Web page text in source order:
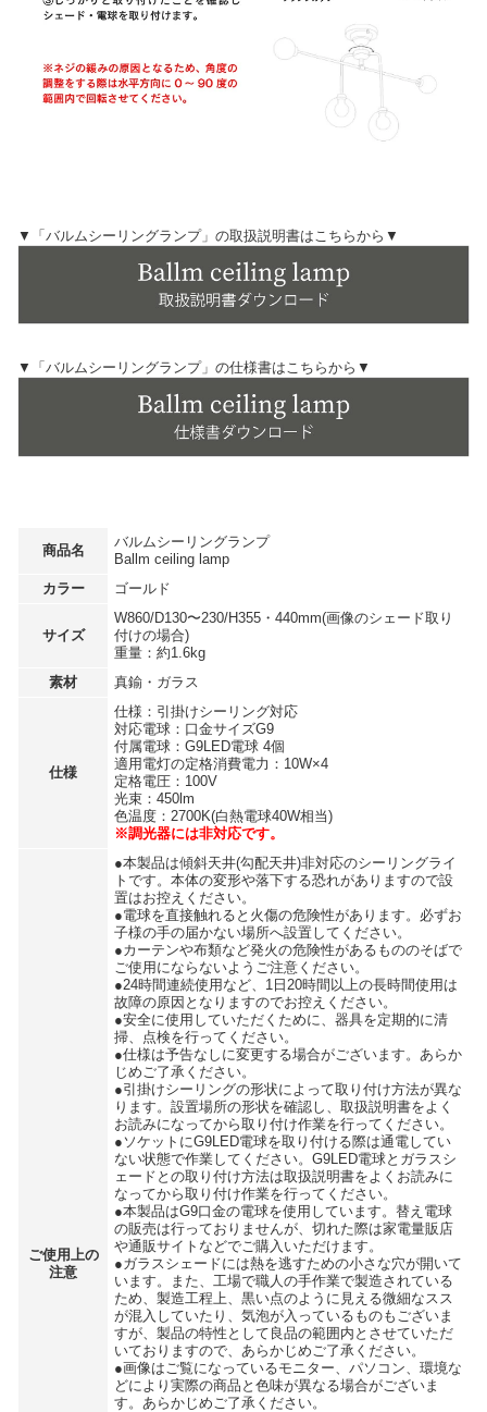
▼「バルムシーリングランプ」の取扱説明書はこちらから▼
▼「バルムシーリングランプ」の仕様書はこちらから▼
商品名
バルムシーリングランプ
Ballm ceiling lamp
カラー
ゴールド
サイズ
W860/D130〜230/H355・440mm(画像のシェード取り
付けの場合)
重量：約1.6kg
素材
真鍮・ガラス
仕様
仕様：引掛けシーリング対応
対応電球：口金サイズG9
付属電球：G9LED電球 4個
適用電灯の定格消費電力：10W×4
定格電圧：100V
光束：450lm
色温度：2700K(白熱電球40W相当)
※調光器には非対応です。
ご使用上の
注意
●本製品は傾斜天井(勾配天井)非対応のシーリングライ
トです。本体の変形や落下する恐れがありますので設
置はお控えください。
●電球を直接触れると火傷の危険性があります。必ずお
子様の手の届かない場所へ設置してください。
●カーテンや布類など発火の危険性があるもののそばで
ご使用にならないようご注意ください。
●24時間連続使用など、1日20時間以上の長時間使用は
故障の原因となりますのでお控えください。
●安全に使用していただくために、器具を定期的に清
掃、点検を行ってください。
●仕様は予告なしに変更する場合がございます。あらか
じめご了承ください。
●引掛けシーリングの形状によって取り付け方法が異な
ります。設置場所の形状を確認し、取扱説明書をよく
お読みになってから取り付け作業を行ってください。
●ソケットにG9LED電球を取り付ける際は通電してい
ない状態で作業してください。G9LED電球とガラスシ
ェードとの取り付け方法は取扱説明書をよくお読みに
なってから取り付け作業を行ってください。
●本製品はG9口金の電球を使用しています。替え電球
の販売は行っておりませんが、切れた際は家電量販店
や通販サイトなどでご購入いただけます。
●ガラスシェードには熱を逃すための小さな穴が開いて
います。また、工場で職人の手作業で製造されている
ため、製造工程上、黒い点のように見える微細なスス
が混入していたり、気泡が入っているものもございま
すが、製品の特性として良品の範囲内とさせていただ
いておりますので、あらかじめご了承ください。
●画像はご覧になっているモニター、パソコン、環境な
どにより実際の商品と色味が異なる場合がございま
す。あらかじめご了承ください。